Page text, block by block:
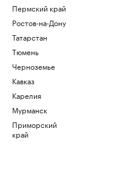
Пермский край
Ростов-на-Дону
Татарстан
Тюмень
Черноземье
Кавказ
Карелия
Мурманск
Приморский
край